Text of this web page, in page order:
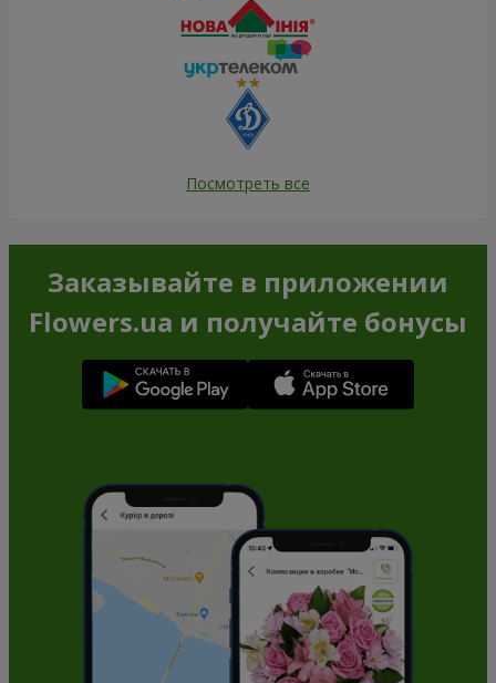
Посмотреть все
Заказывайте в приложении
Flowers.ua и получайте бонусы